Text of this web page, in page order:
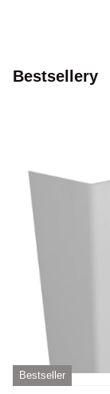
Bestsellery
Bestseller